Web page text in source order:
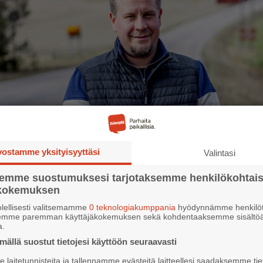
Tuomas Villikka on ollut uskollinen Mersulle vuodesta 2008 asti. –
yksityisyyttäsi Valintasi
suostumuksesi tarjotaksemme
valitsemamme 0 teknologiakumppania hyödynnämme
paremman käyttäjäkokemuksen sekä kohdentaaksemme
suostut tietojesi käyttöön seuraavasti
laitetunnisteita ja tallennamme evästeitä laitteellesi saadaksemme